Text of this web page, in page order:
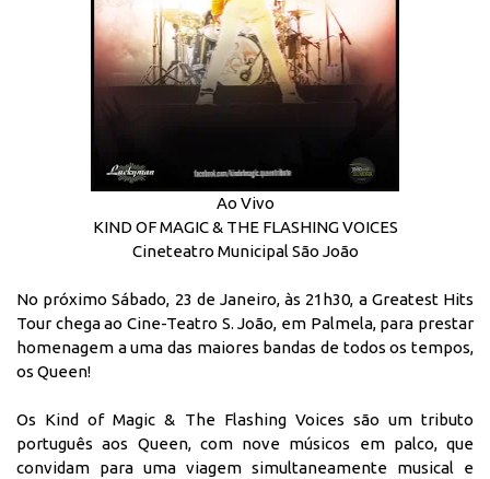
Ao Vivo
KIND OF MAGIC & THE FLASHING VOICES
Cineteatro Municipal São João
No próximo Sábado, 23 de Janeiro, às 21h30, a Greatest Hits
Tour chega ao Cine-Teatro S. João, em Palmela, para prestar
homenagem a uma das maiores bandas de todos os tempos,
os Queen!
Os Kind of Magic & The Flashing Voices são um tributo
português aos Queen, com nove músicos em palco, que
convidam para uma viagem simultaneamente musical e